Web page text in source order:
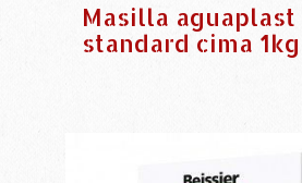
Masilla aguaplast
standard cima 1kg